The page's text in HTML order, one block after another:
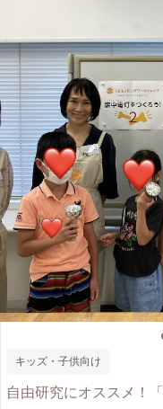
キッズ・子供向け
自由研究にオススメ！